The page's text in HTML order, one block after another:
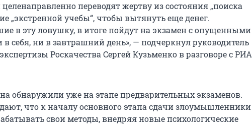
переводят жертву из состояния „поиска
„экстренной учебы“, чтобы вытянуть еще денег.
в эту ловушку, в итоге пойдут на экзамен с опущенными
себя, ни в завтрашний день», — подчеркнул руководитель
Роскачества Сергей Кузьменко в разговоре с РИА
обнаружили уже на этапе предварительных экзаменов.
что к началу основного этапа сдачи злоумышленники
свои методы, внедряя новые психологические